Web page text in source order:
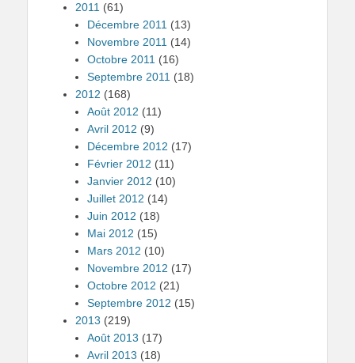
2011 (61)
Décembre 2011 (13)
Novembre 2011 (14)
Octobre 2011 (16)
Septembre 2011 (18)
2012 (168)
Août 2012 (11)
Avril 2012 (9)
Décembre 2012 (17)
Février 2012 (11)
Janvier 2012 (10)
Juillet 2012 (14)
Juin 2012 (18)
Mai 2012 (15)
Mars 2012 (10)
Novembre 2012 (17)
Octobre 2012 (21)
Septembre 2012 (15)
2013 (219)
Août 2013 (17)
Avril 2013 (18)